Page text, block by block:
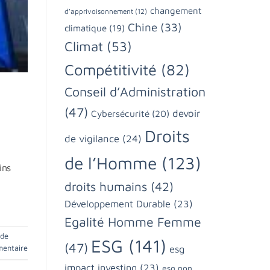
d'apprivoisonnement (12) changement
climatique (19) Chine (33)
Climat (53)
Compétitivité (82)
Conseil d’Administration
(47) Cybersécurité (20) devoir
de vigilance (24) Droits
de l’Homme (123)
droits humains (42)
Développement Durable (23)
Egalité Homme Femme
(47) ESG (141) esg
impact investing (23)